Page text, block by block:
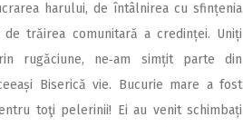
harului, de întâlnirea cu sfințenia
de trăirea comunitară a credinței. Uniți
rugăciune, ne‑am simțit parte din
Biserică vie. Bucurie mare a fost
toţi pelerinii! Ei au venit schimbați